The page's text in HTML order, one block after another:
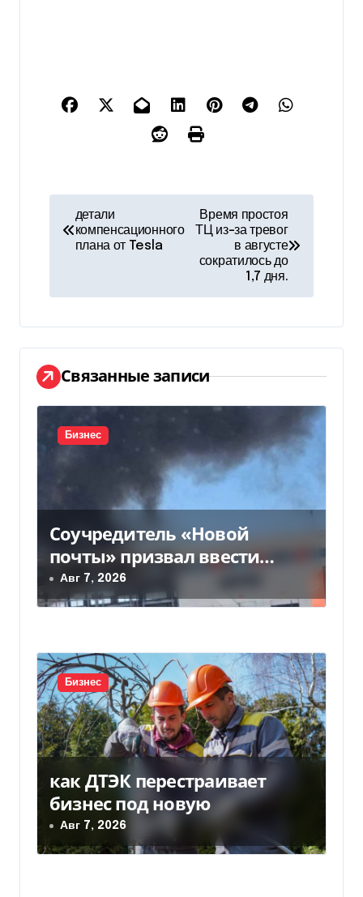
г
а
ц
и
п
о
з
а
и
с
я
м
детали
компенсационного
плана от Tesla
Время простоя
ТЦ из-за тревог
в августе
сократилось до
1,7 дня.
Связанные записи
Бизнес
Соучредитель «Новой
почты» призвал ввести
налоговые каникулы для…
Авг 7, 2026
Бизнес
как ДТЭК перестраивает
бизнес под новую
Авг 7, 2026